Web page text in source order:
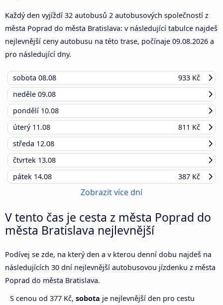
Každý den vyjíždí 32 autobusů 2 autobusových společností z
města Poprad do města Bratislava: v následující tabulce najdeš
nejlevnější ceny autobusu na této trase, počínaje 09.08.2026 a
pro následující dny.
sobota 08.08
933 Kč
neděle 09.08
pondělí 10.08
úterý 11.08
811 Kč
středa 12.08
čtvrtek 13.08
pátek 14.08 387 Kč
Zobrazit více dní
V tento čas je cesta z města Poprad do
města Bratislava nejlevnější
Podívej se zde, na který den a v kterou denní dobu najdeš na
následujících 30 dní nejlevnější autobusovou jízdenku z města
Poprad do města Bratislava.
S cenou od 377 Kč, sobota je nejlevnější den pro cestu